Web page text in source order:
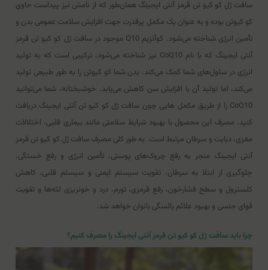
سافت ژل کو کیو تن قرمز آنتی ایجینگ همان‌طور که از نامش نیز پیداست حاوی
کو کیوتن بوده و به عنوان یک مکمل پرقدرت جهت افزایش سلامت عمومی بدن و
تأمین انرژی شناخته می‌شود. کوآنزیم Q10 موجود در سافت ژل کو کیو تن قرمز
آنتی ایجینگ که با نام CoQ10 نیز شناخته می‌شود، ترکیبی است که به تولید
انرژی در سلول‌های شما کمک می‌کند. بدن شما کو کیوتن را به طور طبیعی تولید
می‌کند، اما تولید آن با افزایش سن کاهش می‌یابد. خوشبختانه، شما می‌توانید
CoQ10 را از طریق مکمل هایی چون سافت ژل کو کیو تن آنتی ایجینگ دریافت
کنید. مصرف این محصول با بهبود شرایط سلامتی مانند بیماری قلبی، اختلالات
مغزی، دیابت و سرطان مرتبط است. به طور کلی مصرف سافت ژل کو کیو تن قرمز
آنتی ایجینگ منجر به رفع چروک‌های پوستی، تأمین انرژی و رفع خستگی،
جلوگیری از ابتلا به سرطان، تقویت سیستم ایمنی و سیستم قلبی، کاهش
کلسترول و سطح فشارخون، رفع قرمزی، تورم، درد و خونریزی لثه‌ها و تقویت
قوای جنسی و بهبود علائم یائسگی بانوان خواهد شد.
چرا باید سافت ژل کو کیو تن قرمز آنتی ایجینگ را مصرف کنیم؟